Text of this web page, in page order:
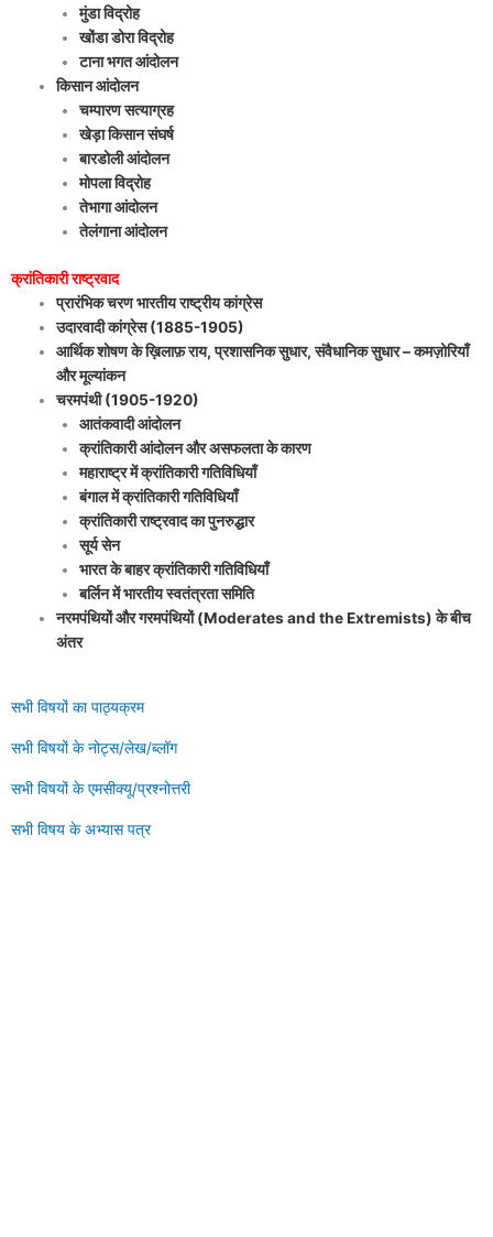
मुंडा विद्रोह
खोंडा डोरा विद्रोह
टाना भगत आंदोलन
किसान आंदोलन
चम्पारण सत्याग्रह
खेड़ा किसान संघर्ष
बारडोली आंदोलन
मोपला विद्रोह
तेभागा आंदोलन
तेलंगाना आंदोलन
क्रांतिकारी राष्ट्रवाद
प्रारंभिक चरण भारतीय राष्ट्रीय कांग्रेस
उदारवादी कांग्रेस (1885-1905)
आर्थिक शोषण के ख़िलाफ़ राय, प्रशासनिक सुधार, संवैधानिक सुधार – कमज़ोरियाँ
और मूल्यांकन
चरमपंथी (1905-1920)
आतंकवादी आंदोलन
क्रांतिकारी आंदोलन औरअसफलता के कारण
महाराष्ट्र में क्रांतिकारी गतिविधियाँ
बंगाल में क्रांतिकारी गतिविधियाँ
क्रांतिकारी राष्ट्रवाद का पुनरुद्धार
सूर्य सेन
भारत के बाहर क्रांतिकारी गतिविधियाँ
बर्लिन में भारतीय स्वतंत्रता समिति
नरमपंथियों और गरमपंथियों (Moderates and the Extremists) के बीच
अंतर
सभी विषयों का पाठ्यक्रम
सभी विषयों के नोट्स/लेख/ब्लॉग
सभी विषयों के एमसीक्यू/प्रश्नोत्तरी
सभी विषय के अभ्यास पत्र